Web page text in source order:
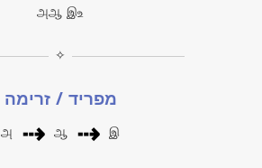
அஆ இஉ
✧
מפריד / זרימה
அ ⇢ ஆ ⇢ இ